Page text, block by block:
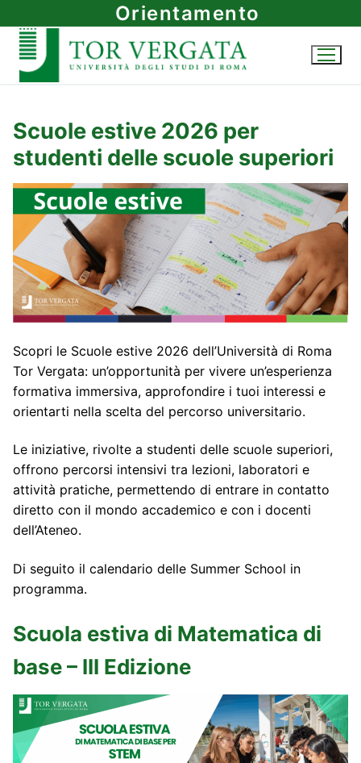
al
contenuto
Orientamento
Scuole estive 2026 per
studenti delle scuole superiori
Scopri le Scuole estive 2026 dell’Università di Roma
Tor Vergata: un’opportunità per vivere un’esperienza
formativa immersiva, approfondire i tuoi interessi e
orientarti nella scelta del percorso universitario.
Le iniziative, rivolte a studenti delle scuole superiori,
offrono percorsi intensivi tra lezioni, laboratori e
attività pratiche, permettendo di entrare in contatto
diretto con il mondo accademico e con i docenti
dell’Ateneo.
Di seguito il calendario delle Summer School in
programma.
Scuola estiva di Matematica di
base – III Edizione